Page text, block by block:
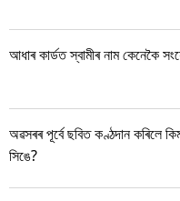
আধাৰ কাৰ্ডত স্বামীৰ নাম কেনেকৈ
অৱসৰৰ পূৰ্বে ছবিত কণ্ঠদান কৰিলে
সিঙে?